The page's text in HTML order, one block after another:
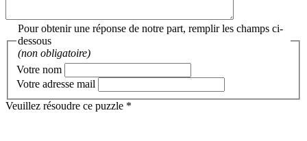
Pour obtenir une réponse de notre part, remplir les champs ci-
dessous
(non obligatoire)
Votre nom
Votre adresse mail
Veuillez résoudre ce puzzle *